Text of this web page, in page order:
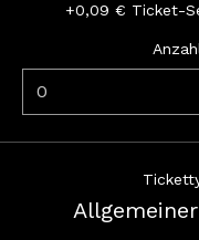
+0,09 € Ticket-
Anzahl